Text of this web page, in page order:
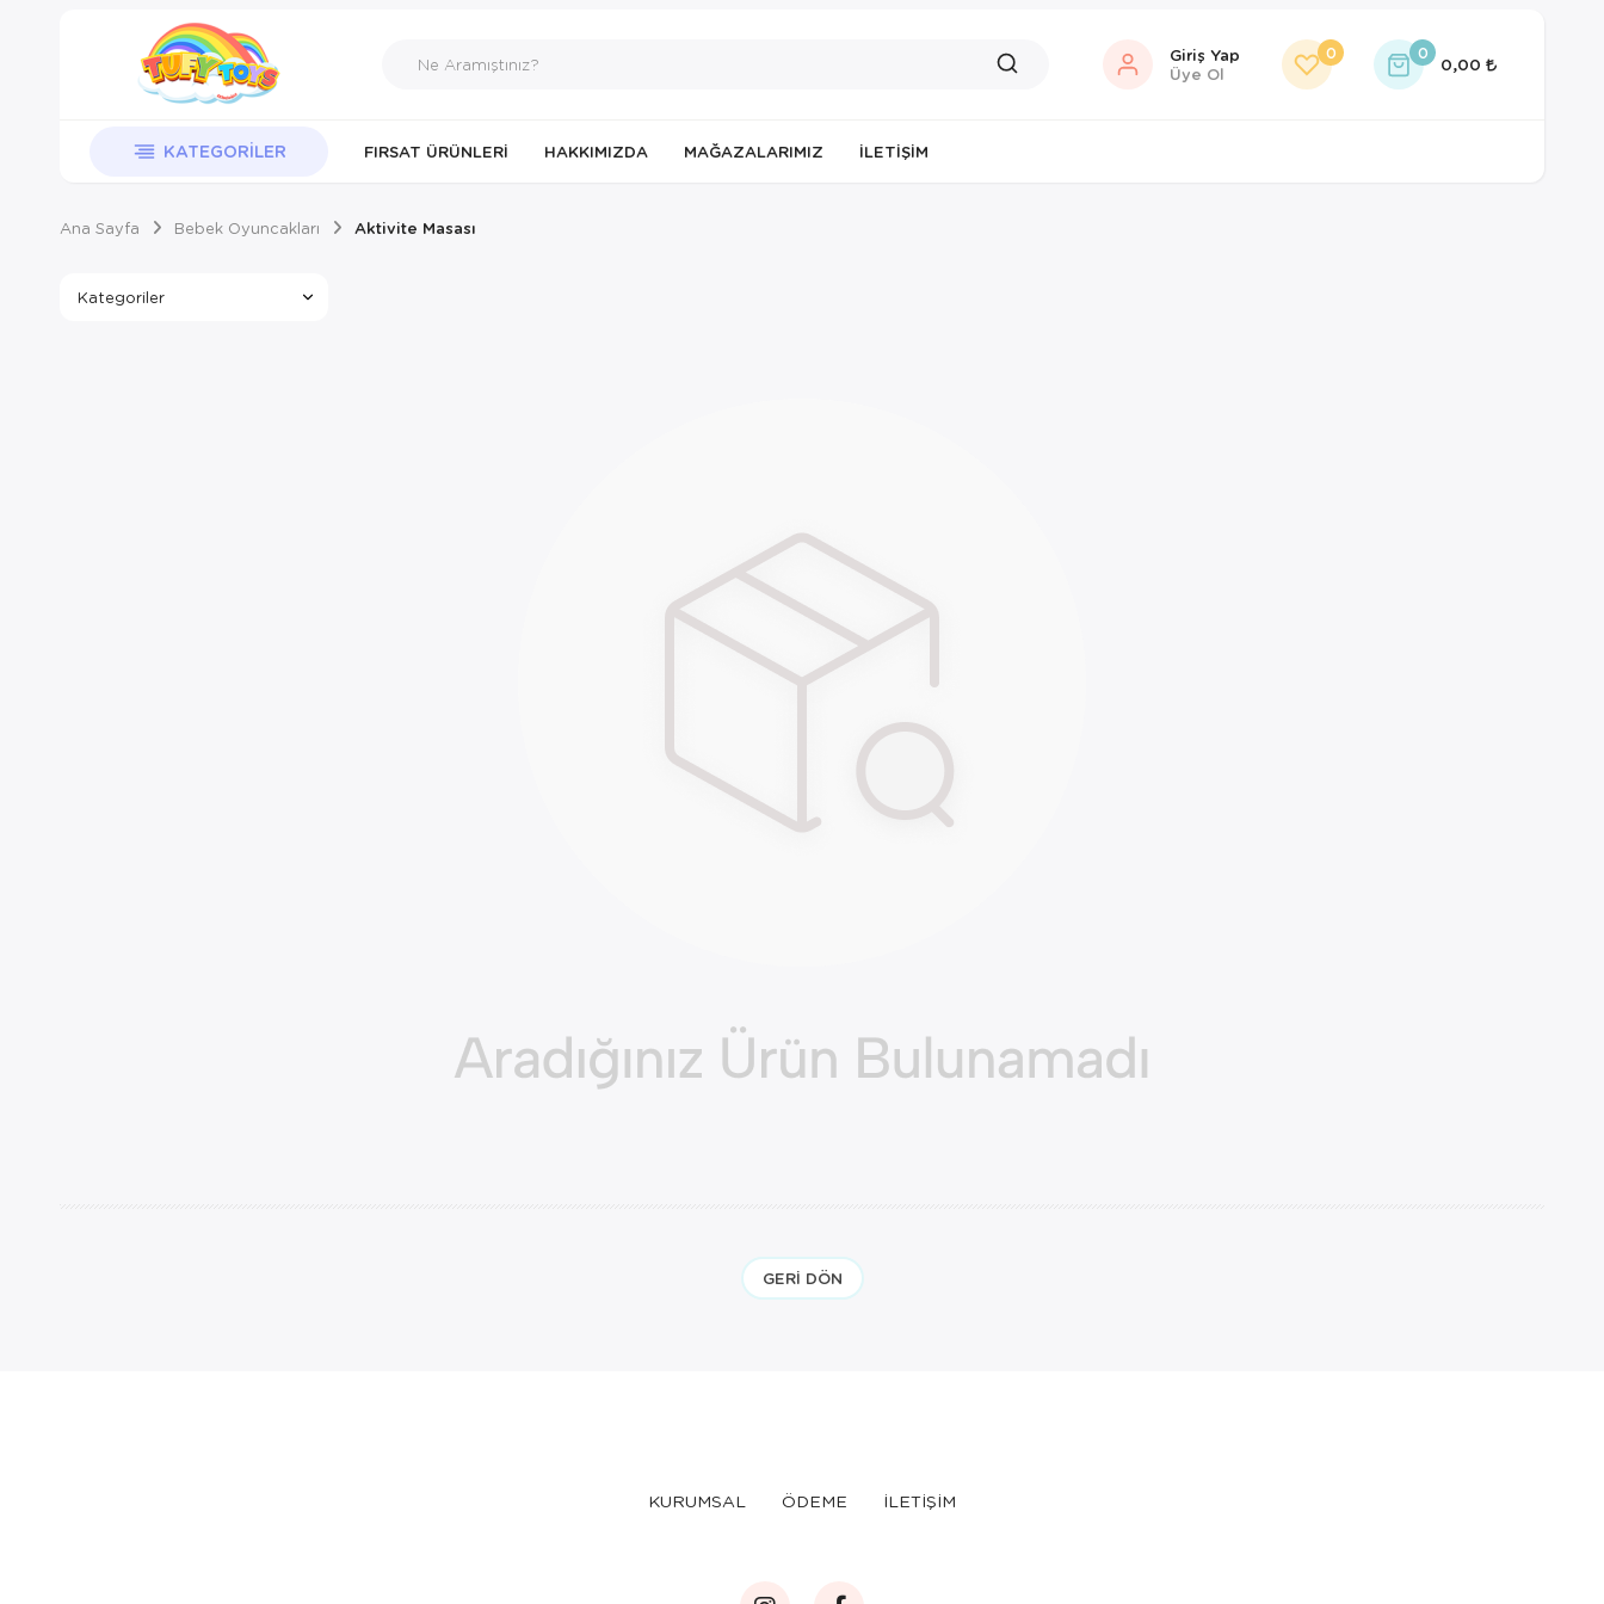
Giriş Yap
Üye Ol
0 0
0,00
KATEGORILER FIRSAT ÜRÜNLERI HAKKIMIZDA MAĞAZALARIMIZ İLETIŞIM
Ana Sayfa Bebek Oyuncakları Aktivite Masası
Kategoriler
GERI DÖN
KURUMSAL ÖDEME İLETİŞİM